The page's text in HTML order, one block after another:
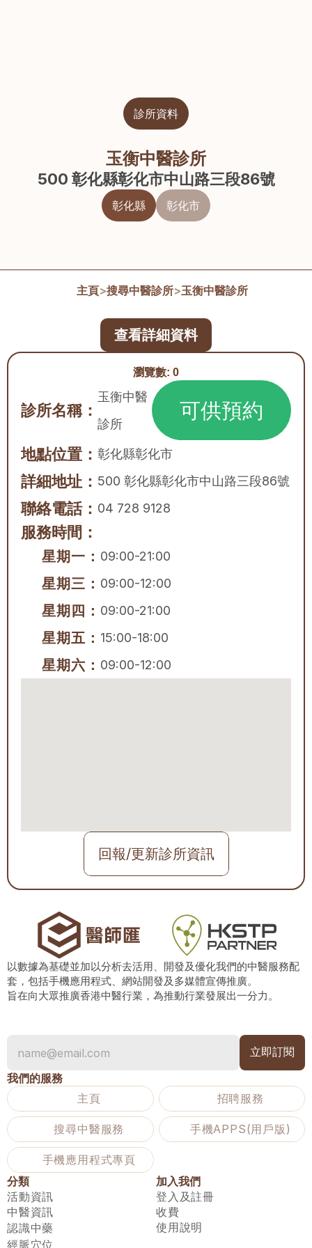
診所資料
玉衡中醫診所
500 彰化縣彰化市中山路三段86號
彰化縣 彰化市
主頁>搜尋中醫診所>玉衡中醫診所
瀏覽數: 0
診所名稱：
玉衡中醫
診所
可供預約
地點位置： 彰化縣彰化市
詳細地址： 500 彰化縣彰化市中山路三段86號
聯絡電話： 04 728 9128
服務時間：
星期一： 09:00-21:00
星期三： 09:00-12:00
星期四： 09:00-21:00
星期五： 15:00-18:00
星期六： 09:00-12:00
回報/更新診所資訊
查看詳細資料
以數據為基礎並加以分析去活用、開發及優化我們的中醫服務配
套，包括手機應用程式、網站開發及多媒體宣傳推廣。
旨在向大眾推廣香港中醫行業，為推動行業發展出一分力。
我們的服務
主頁
招聘服務
搜尋中醫服務 手機APPS(用戶版)
手機應用程式專頁
分類
活動資訊
中醫資訊
認識中藥
經脈穴位
加入我們
登入及註冊
收費
使用說明